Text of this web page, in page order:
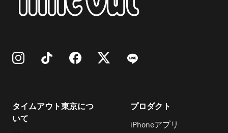
タイムアウト東京につ
いて
プロダクト
iPhoneアプリ